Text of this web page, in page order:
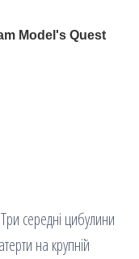
середні цибулини
на крупній